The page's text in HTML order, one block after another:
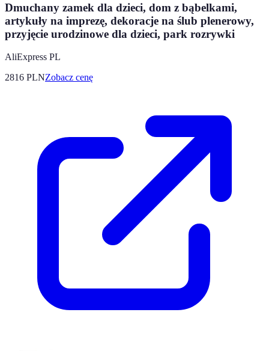
Dmuchany zamek dla dzieci, dom z bąbelkami,
artykuły na imprezę, dekoracje na ślub plenerowy,
przyjęcie urodzinowe dla dzieci, park rozrywki
AliExpress PL
2816 PLNZobacz cenę